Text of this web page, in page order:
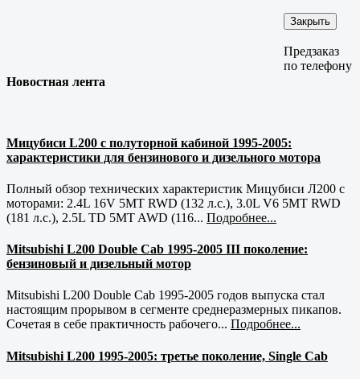
Закрыть
Предзаказ
по телефону
Новостная лента
Мицубиси L200 с полуторной кабиной 1995-2005:
характеристики для бензинового и дизельного мотора
Полный обзор технических характеристик Мицубиси Л200 с
моторами: 2.4L 16V 5MT RWD (132 л.с.), 3.0L V6 5MT RWD
(181 л.с.), 2.5L TD 5MT AWD (116... Подробнее...
Mitsubishi L200 Double Cab 1995-2005 III поколение:
бензиновый и дизельный мотор
Mitsubishi L200 Double Cab 1995-2005 годов выпуска стал
настоящим прорывом в сегменте среднеразмерных пикапов.
Сочетая в себе практичность рабочего... Подробнее...
Mitsubishi L200 1995-2005: третье поколение, Single Cab